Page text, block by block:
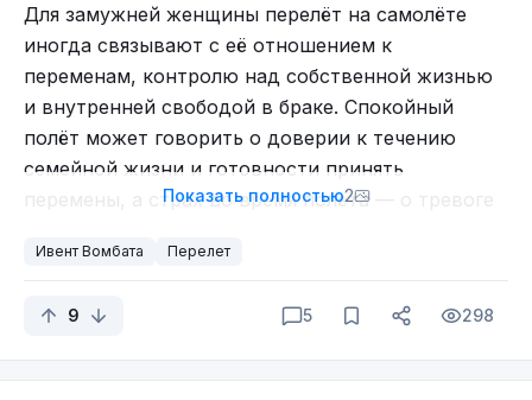
толку" и включает в себя строчку "гравитация -
это просто привычка, от которой, как тебе
кажется, ты не можешь избавиться", что
идеально подходит для клипа.
Вики
Текст и перевод
Вот такие вот перелеты )
Для замужней женщины перелёт на самолёте
иногда связывают с её отношением к
переменам, контролю над собственной жизнью
и внутренней свободой в браке. Спокойный
полёт может говорить о доверии к течению
семейной жизни и готовности принять
перемены, а страх во время полёта — о тревоге
символизировать новые контакты, желание
сменить круг общения или переключиться на
Показать полностью2
Ивент Вомбата Перелет
9 5 298